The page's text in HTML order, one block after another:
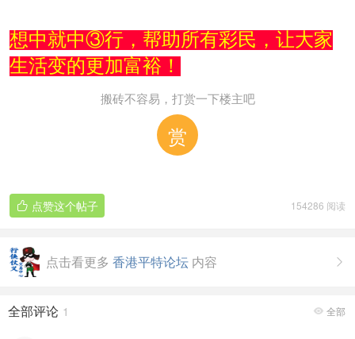
想中就中③行，帮助所有彩民，让大家
生活变的更加富裕！
搬砖不容易，打赏一下楼主吧
赏
154286 阅读
 点赞这个帖子

点击看更多 香港平特论坛 内容
 全部
全部评论 1